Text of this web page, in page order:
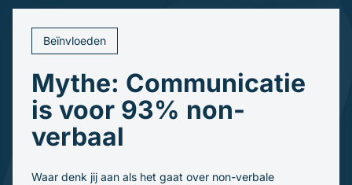
Politiek
Dagvoorzitters
Gespreksleiders
Voor wie
Bedrijfsleven
Politiek en gemeenten
Beroepsopleiders
Brancheverenigingen
Ondernemingsraden
Kennisbank
Blogs en video's
Boeken
Downloads
Over ons
Ons verhaal
Inschrijven
Beïnvloeden
Mythe: Communicatie
is voor 93% non-
verbaal
Waar denk jij aan als het gaat over non-verbale